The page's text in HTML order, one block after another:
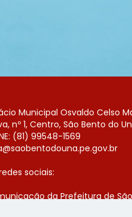
Municipal Osvaldo Celso
nº 1, Centro, São Bento do
(81) 99548-1569
sociais:
da Prefeitura de